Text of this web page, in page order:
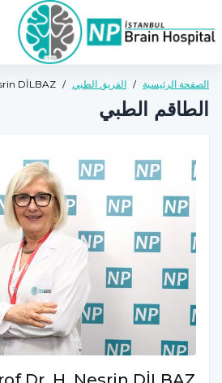
الصفحة الرئيسية / الفريق الطبي /
DİLBAZ
الطاقم الطبي